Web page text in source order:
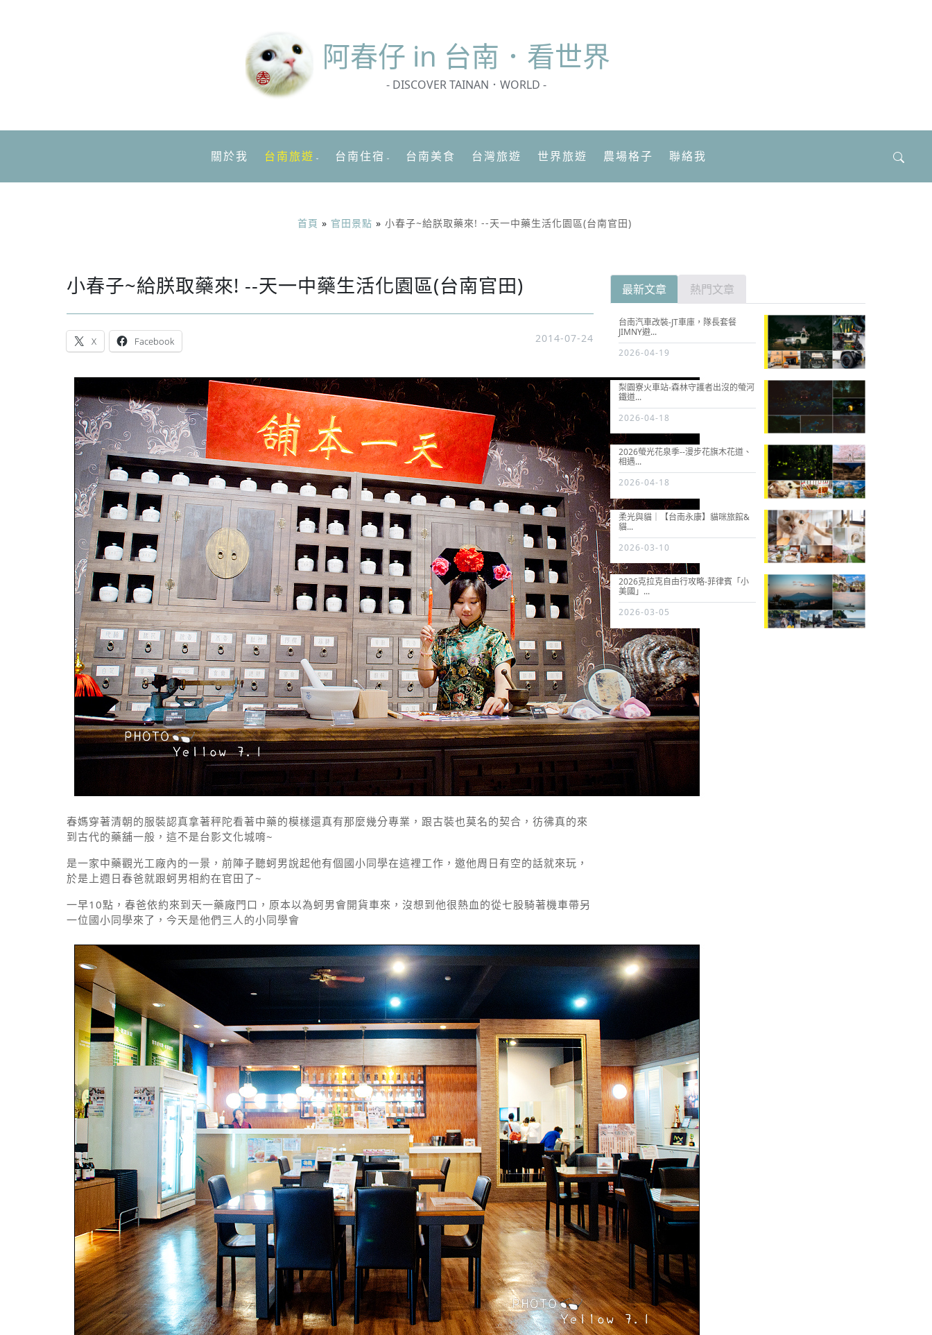
阿春仔 in 台南．看世界
- DISCOVER TAINAN．WORLD -
關於我 台南旅遊 台南住宿 台南美食 台灣旅遊 世界旅遊 農場格子 聯絡我
尋
首頁 » 官田景點 » 小春子~給朕取藥來! --天一中藥生活化園區(台南官田)
小春子~給朕取藥來! --天一中藥生活化園區(台南官田)
X Facebook 2014-07-24
春媽穿著清朝的服裝認真拿著秤陀看著中藥的模樣還真有那麼幾分專業，跟古裝也莫名的契合，彷彿真的來
到古代的藥舖一般，這不是台影文化城唷~
是一家中藥觀光工廠內的一景，前陣子聽蚵男說起他有個國小同學在這裡工作，邀他周日有空的話就來玩，
於是上週日春爸就跟蚵男相約在官田了~
一早10點，春爸依約來到天一藥廠門口，原本以為蚵男會開貨車來，沒想到他很熱血的從七股騎著機車帶另
一位國小同學來了，今天是他們三人的小同學會
最新文章 熱門文章
台南汽車改裝-JT車庫，隊長套餐
JIMNY避...
2026-04-19
梨園寮火車站-森林守護者出沒的螢河
鐵道...
2026-04-18
2026螢光花泉季--漫步花旗木花道、
相遇...
2026-04-18
柔光與貓｜【台南永康】貓咪旅館&
貓...
2026-03-10
2026克拉克自由行攻略-菲律賓「小
美國」...
2026-03-05